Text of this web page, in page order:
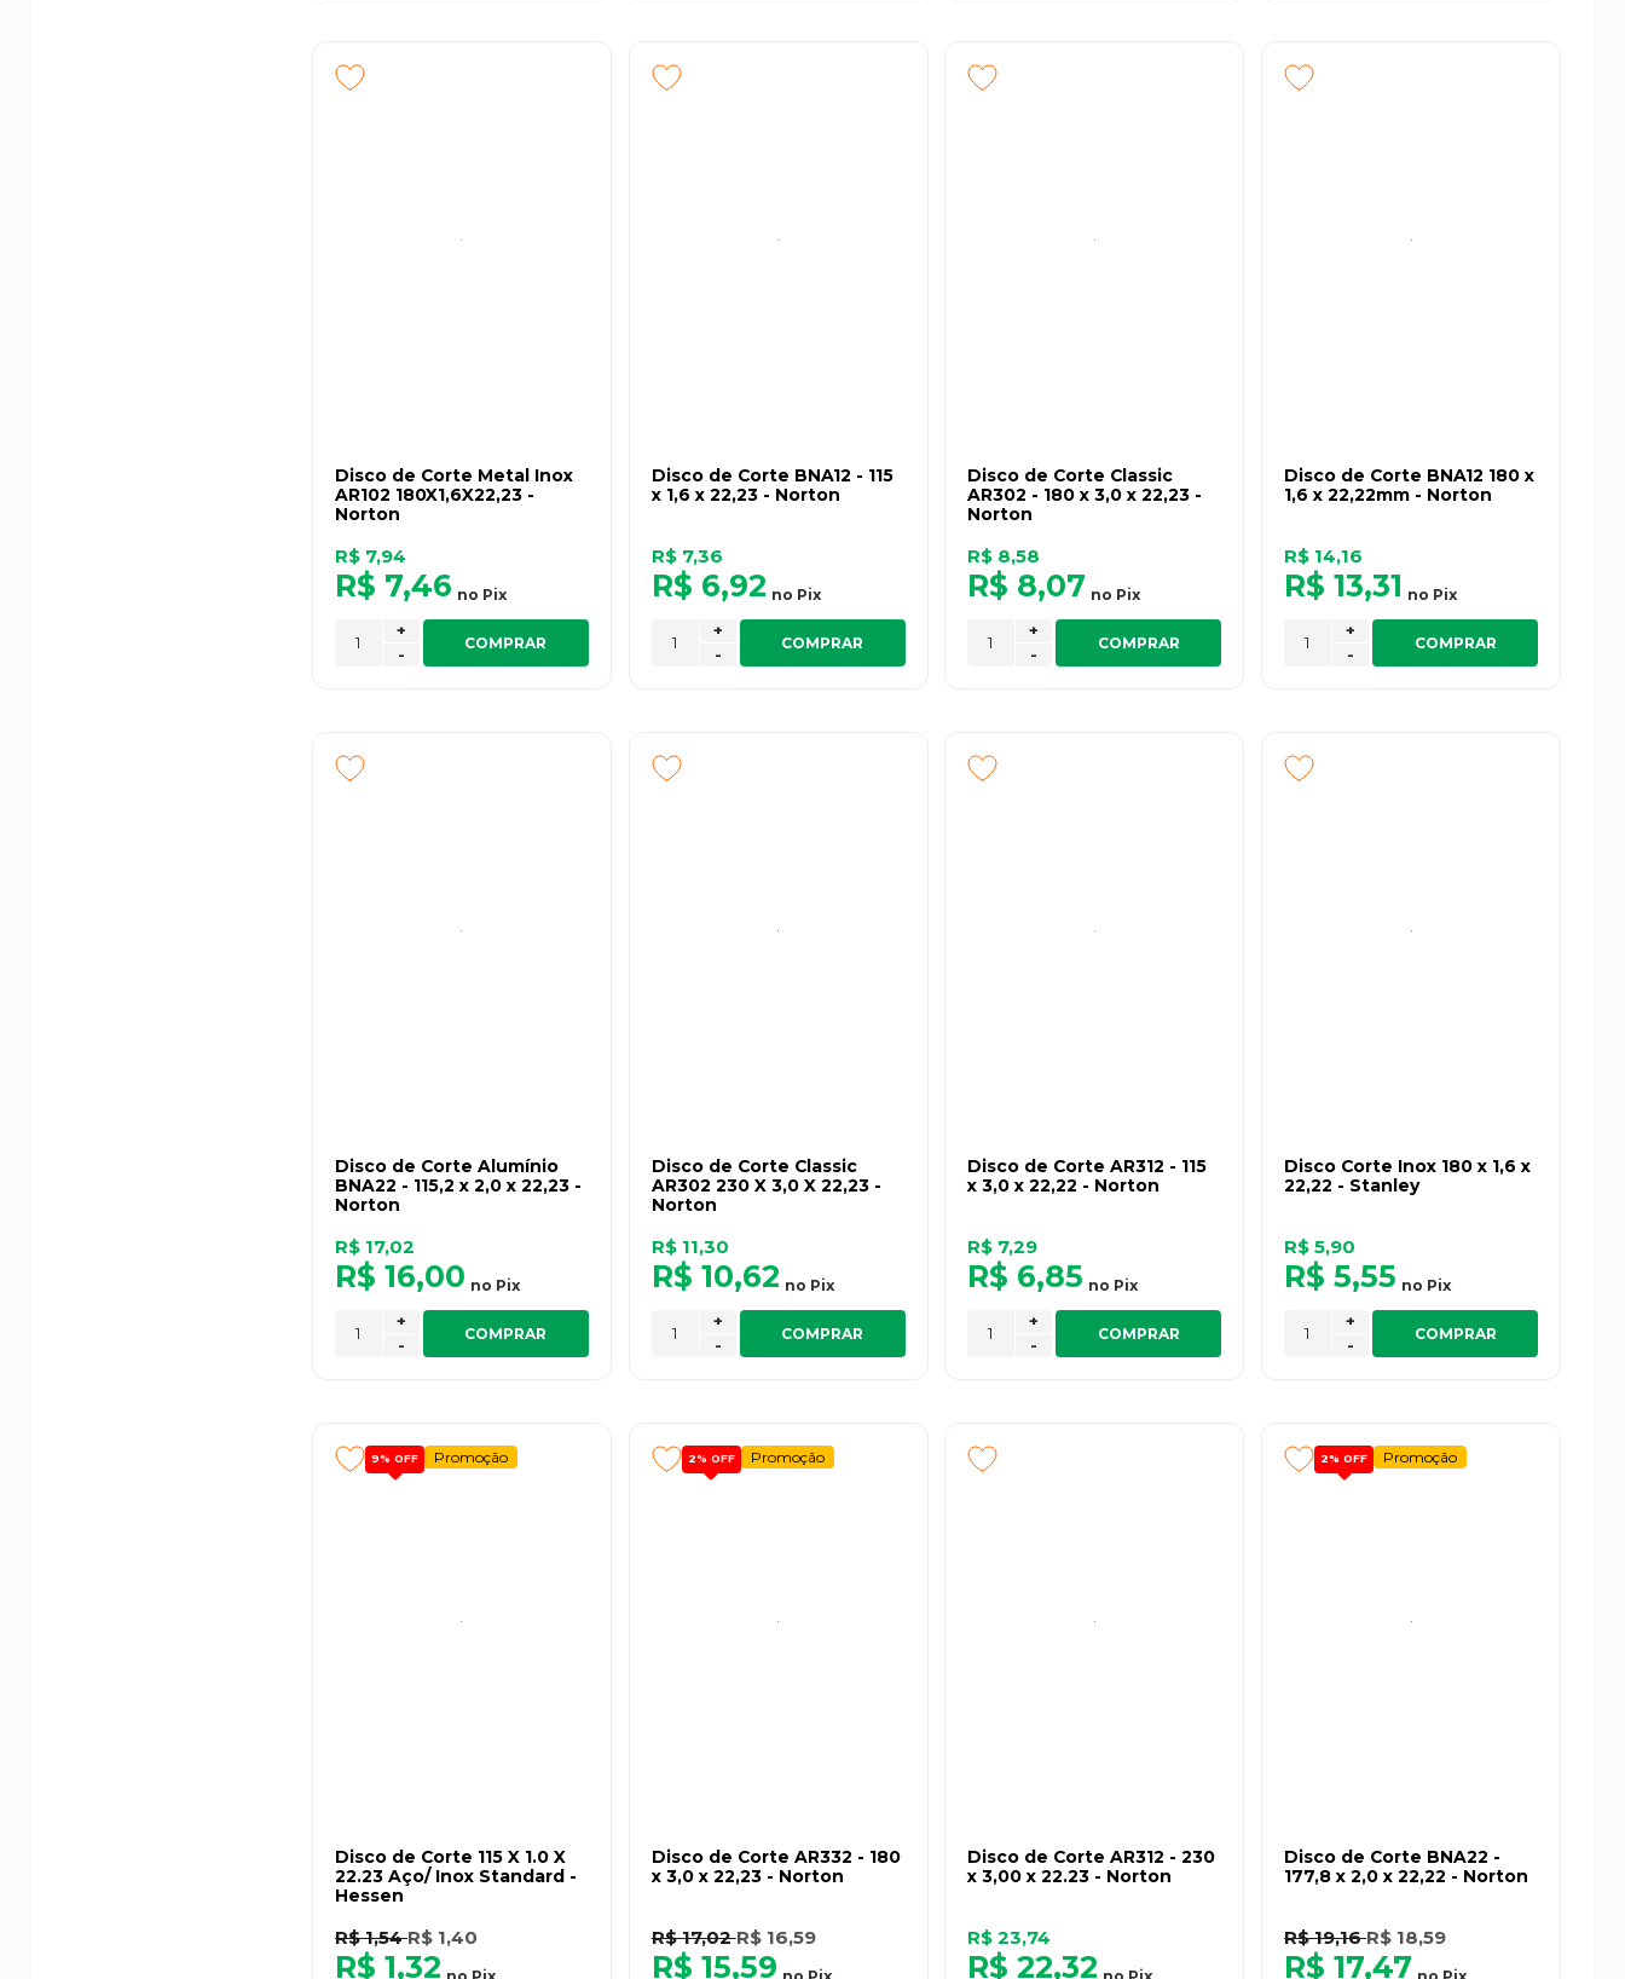
Disco de Corte Metal Inox
AR102 180X1,6X22,23 -
Norton
R$ 7,94
R$ 7,46 no Pix
-
+
COMPRAR
Disco de Corte BNA12 - 115
x 1,6 x 22,23 - Norton
R$ 7,36
R$ 6,92 no Pix
-
+
COMPRAR
Disco de Corte Classic
AR302 - 180 x 3,0 x 22,23 -
Norton
R$ 8,58
R$ 8,07 no Pix
-
+
COMPRAR
Disco de Corte BNA12 180 x
1,6 x 22,22mm - Norton
R$ 14,16
R$ 13,31 no Pix
-
+
COMPRAR
Disco de Corte Alumínio
BNA22 - 115,2 x 2,0 x 22,23 -
Norton
R$ 17,02
R$ 16,00 no Pix
-
+
COMPRAR
Disco de Corte Classic
AR302 230 X 3,0 X 22,23 -
Norton
R$ 11,30
R$ 10,62 no Pix
-
+
COMPRAR
Disco de Corte AR312 - 115
x 3,0 x 22,22 - Norton
R$ 7,29
R$ 6,85 no Pix
-
+
COMPRAR
Disco Corte Inox 180 x 1,6 x
22,22 - Stanley
R$ 5,90
R$ 5,55 no Pix
-
+
COMPRAR
9% OFF Promoção
Disco de Corte 115 X 1.0 X
22.23 Aço/ Inox Standard -
Hessen
R$ 1,54R$ 1,40
R$ 1,32
2% OFF Promoção
Disco de Corte AR332 - 180
x 3,0 x 22,23 - Norton
R$ 17,02R$ 16,59
R$ 15,59
Disco de Corte AR312 - 230
x 3,00 x 22.23 - Norton
R$ 23,74
R$ 22,32
2% OFF Promoção
Disco de Corte BNA22 -
177,8 x 2,0 x 22,22 - Norton
R$ 19,16R$ 18,59
R$ 17,47